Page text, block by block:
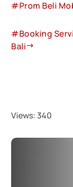
#Prom Beli
#Booking
Bali
Views: 340